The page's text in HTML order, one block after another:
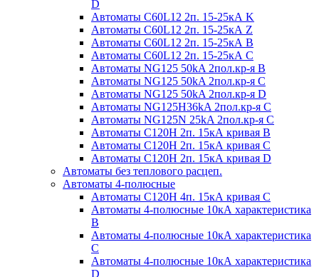
D
Автоматы C60L12 2п. 15-25кА K
Автоматы C60L12 2п. 15-25кА Z
Автоматы C60L12 2п. 15-25кА B
Автоматы C60L12 2п. 15-25кА C
Автоматы NG125 50kA 2пол.кр-я B
Автоматы NG125 50kA 2пол.кр-я C
Автоматы NG125 50kA 2пол.кр-я D
Автоматы NG125H36kA 2пол.кр-я C
Автоматы NG125N 25kA 2пол.кр-я C
Автоматы С120H 2п. 15кА кривая B
Автоматы С120H 2п. 15кА кривая C
Автоматы С120H 2п. 15кА кривая D
Автоматы без теплового расцеп.
Автоматы 4-полюсные
Автоматы С120H 4п. 15кА кривая C
Автоматы 4-полюсные 10кА характеристика
B
Автоматы 4-полюсные 10кА характеристика
C
Автоматы 4-полюсные 10кА характеристика
D